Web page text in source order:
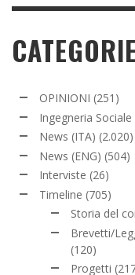
CATEGORIE
OPINIONI (251)
Ingegneria Sociale
News (ITA) (2.020)
News (ENG) (504)
Interviste (26)
Timeline (705)
Storia del
Brevetti/
(120)
Progetti